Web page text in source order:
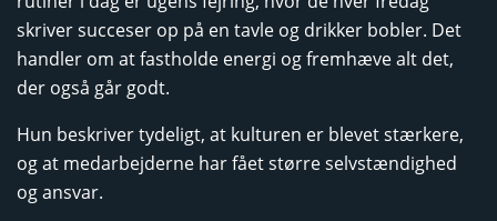
skriver succeser op på en tavle og drikker bobler. Det
handler om at fastholde energi og fremhæve alt det,
der også går godt.
Hun beskriver tydeligt, at kulturen er blevet stærkere,
og at medarbejderne har fået større selvstændighed
og ansvar.